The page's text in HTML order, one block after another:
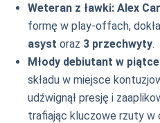
Weteran z ławki: Alex
formę w play-offach,
asyst oraz 3 przechwyty.
Młody debiutant w
składu w miejsce
udźwignął presję i
trafiając kluczowe rzuty w